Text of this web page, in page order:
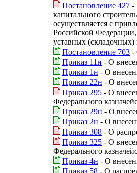
Постановление 427 -
капитального
осуществляется с
Российской
уставных (складочных)
Постановление 703 -
Приказ 11н - О
Приказ 1н - О
Приказ 22н - О
Приказ 295 - О
Федерального
Приказ 29н - О
Приказ 2н - О
Приказ 308 - О
Приказ 325 - О
Федерального
Приказ 4н - О
Приказ 58 - О